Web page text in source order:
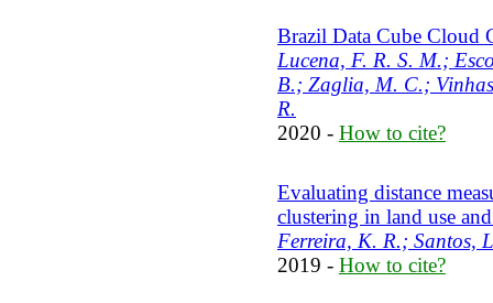
Brazil Data Cube Cloud
Lucena, F. R. S. M.;
B.; Zaglia, M. C.;
R.
2020 - How to cite?
Evaluating distance
clustering in land use
Ferreira, K. R.; Santos,
2019 - How to cite?